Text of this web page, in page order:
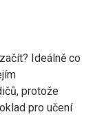
Ideálně co
protože
pro učení